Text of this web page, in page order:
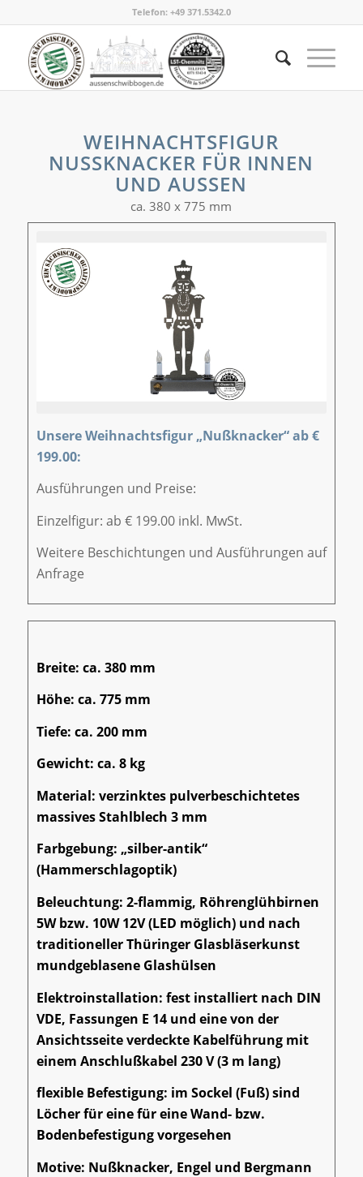
Telefon: +49 371.5342.0
WEIHNACHTSFIGUR
NUSSKNACKER FÜR INNEN U
ND AUSSEN
ca. 380 x 775 mm
Unsere Weihnachtsfigur „Nußknacker“ ab €
199.00:
Ausführungen und Preise:
Einzelfigur: ab € 199.00 inkl. MwSt.
Weitere Beschichtungen und Ausführungen auf
Anfrage
Breite: ca. 380 mm
Höhe: ca. 775 mm
Tiefe: ca. 200 mm
Gewicht: ca. 8 kg
Material: verzinktes pulverbeschichtetes
massives Stahlblech 3 mm
Farbgebung: „silber-antik“
(Hammerschlagoptik)
Beleuchtung: 2-flammig, Röhrenglühbirnen
5W bzw. 10W 12V (LED möglich) und nach
traditioneller Thüringer Glasbläserkunst
mundgeblasene Glashülsen
Elektroinstallation: fest installiert nach DIN
VDE, Fassungen E 14 und eine von der
Ansichtsseite verdeckte Kabelführung mit
einem Anschlußkabel 230 V (3 m lang)
flexible Befestigung: im Sockel (Fuß) sind
Löcher für eine für eine Wand- bzw.
Bodenbefestigung vorgesehen
Motive: Nußknacker, Engel und Bergmann